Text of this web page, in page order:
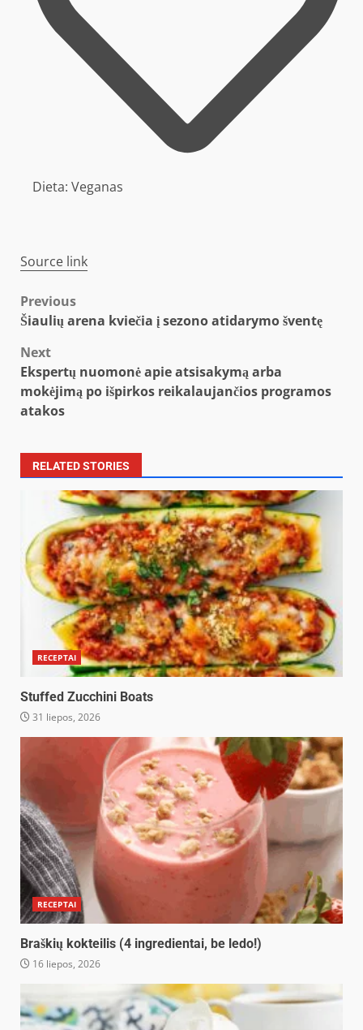
Dieta: Veganas
Source link
Post
navigation
Previous
Šiaulių arena kviečia į sezono atidarymo šventę
Next
Ekspertų nuomonė apie atsisakymą arba
mokėjimą po išpirkos reikalaujančios programos
atakos
RELATED STORIES
RECEPTAI
Stuffed Zucchini Boats
31 liepos, 2026
RECEPTAI
Braškių kokteilis (4 ingredientai, be ledo!)
16 liepos, 2026